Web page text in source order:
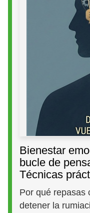
Bienestar
bucle de
Técnicas
Por qué repasas
detener la